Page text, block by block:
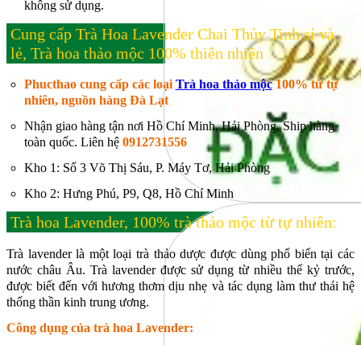
không sử dụng.
Cung cấp Trà Hoa Lavender Chai Thủy Tinh sỉ và
lẻ, Trà hoa thảo mộc 100% thiên nhiên
Phucthao cung cấp các loại Trà hoa thảo mộc100% từ tự
nhiên, nguồn hàng Đà Lạt
Nhận giao hàng tận nơi Hồ Chí Minh, Hải Phòng, Ship hàng
toàn quốc. Liên hệ 0912731556
Kho 1: Số 3 Võ Thị Sáu, P. Máy Tơ, Hải Phòng
Kho 2: Hưng Phú, P9, Q8, Hồ Chí Minh
Trà hoa Lavender, 100% trà thảo mộc từ tự nhiên:
Trà lavender là một loại trà thảo dược được dùng phổ biến tại các
nước châu Âu. Trà lavender được sử dụng từ nhiều thế kỷ trước,
được biết đến với hương thơm dịu nhẹ và tác dụng làm thư thái hệ
thống thần kinh trung ương.
Công dụng của trà hoa Lavender: